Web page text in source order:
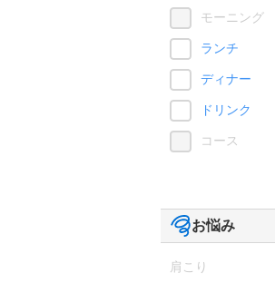
モーニング
ランチ
ディナー
ドリンク
コース
お悩み
肩こり